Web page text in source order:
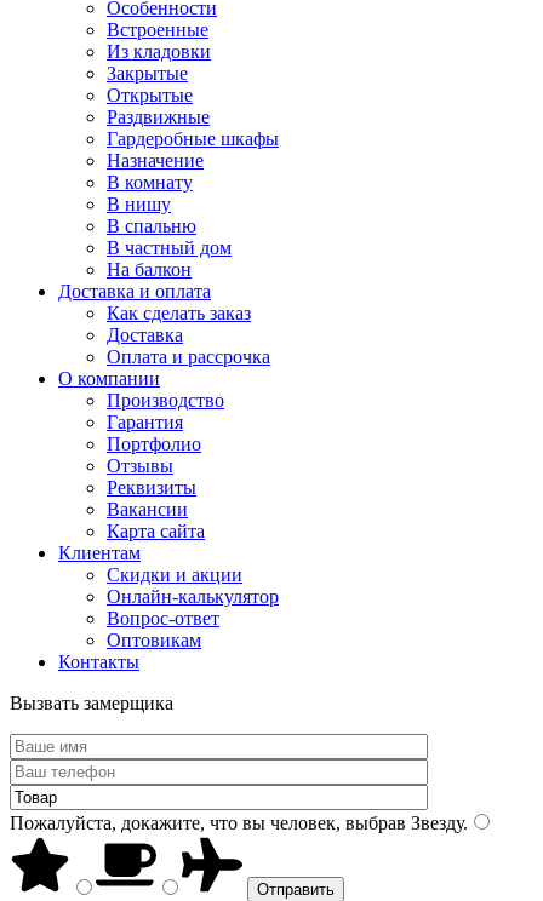
Особенности
Встроенные
Из кладовки
Закрытые
Открытые
Раздвижные
Гардеробные шкафы
Назначение
В комнату
В нишу
В спальню
В частный дом
На балкон
Доставка и оплата
Как сделать заказ
Доставка
Оплата и рассрочка
О компании
Производство
Гарантия
Портфолио
Отзывы
Реквизиты
Вакансии
Карта сайта
Клиентам
Скидки и акции
Онлайн-калькулятор
Вопрос-ответ
Оптовикам
Контакты
Вызвать замерщика
Пожалуйста, докажите, что вы человек, выбрав Звезду.